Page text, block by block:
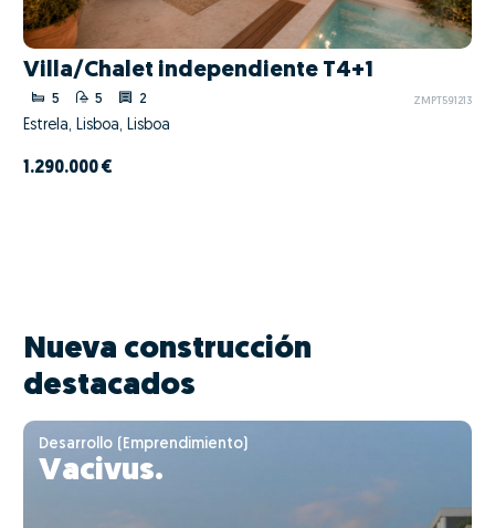
Villa/Chalet independiente T4+1
5 5 2 ZMPT591213
Estrela, Lisboa, Lisboa
1.290.000 €
Nueva construcción
destacados
Desarrollo (Emprendimiento)
Vacivus.